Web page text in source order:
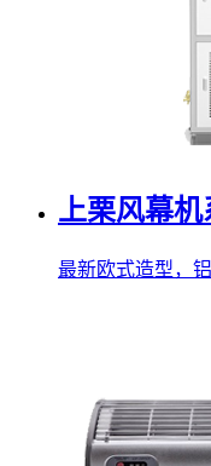
上栗风幕机
最新欧式造型，